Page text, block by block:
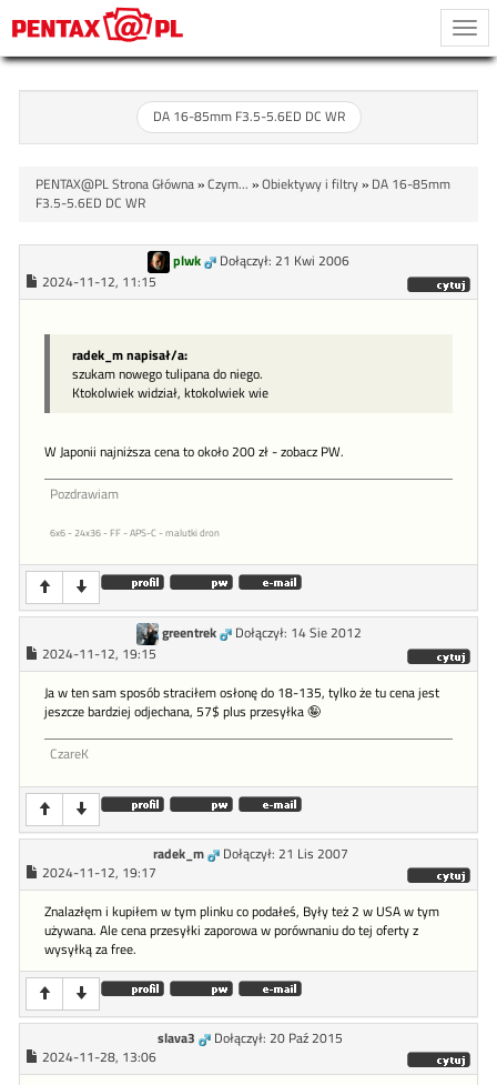
DA 16-85mm F3.5-5.6ED DC WR
PENTAX@PL Strona Główna»Czym... »Obiektywy i filtry» DA 16-85mm
F3.5-5.6ED DC WR
plwk
Dołączył: 21 Kwi 2006
2024-11-12, 11:15
radek_m napisał/a:
szukam nowego tulipana do niego.
Ktokolwiek widział, ktokolwiek wie
W Japonii najniższa cena to około 200 zł - zobacz PW.
Pozdrawiam
6x6 - 24x36 - FF - APS-C - malutki dron
greentrek
Dołączył: 14 Sie 2012
2024-11-12, 19:15
Ja w ten sam sposób straciłem osłonę do 18-135, tylko że tu cena jest
jeszcze bardziej odjechana, 57$ plus przesyłka 🤪
CzareK
radek_m
Dołączył: 21 Lis 2007
2024-11-12, 19:17
Znalazłęm i kupiłem w tym plinku co podałeś, Były też 2 w USA w tym
używana. Ale cena przesyłki zaporowa w porównaniu do tej oferty z
wysyłką za free.
slava3
Dołączył: 20 Paź 2015
2024-11-28, 13:06